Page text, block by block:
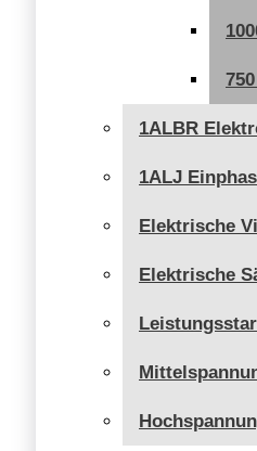
1ALBR
1ALJ
Elektrische
Elektrische